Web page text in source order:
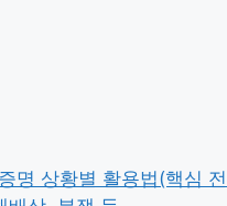
명 상황별 활용법(핵심 전